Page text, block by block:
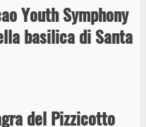
Youth Symphony
basilica di Santa
del Pizzicotto
a Viterbo
dei bozzetti di